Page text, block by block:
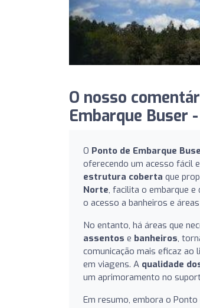
O nosso
Embarque Buser
O Ponto de Embarque
oferecendo um acesso fácil
estrutura coberta que
Norte, facilita o embarque
o acesso a banheiros e
No entanto, há áreas que
assentos e banheiros,
comunicação mais eficaz ao
em viagens. A qualidade
um aprimoramento no
Em resumo, embora o Ponto